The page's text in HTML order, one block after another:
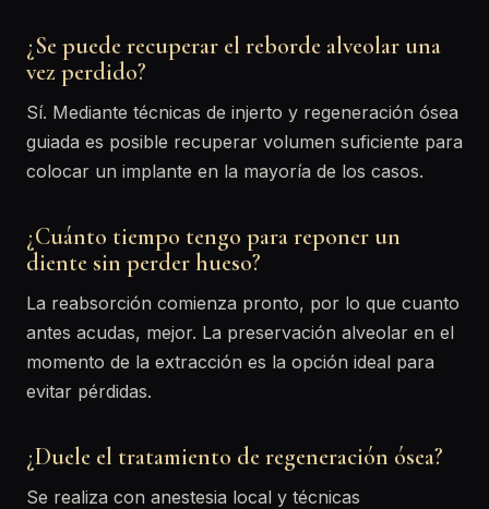
¿Se puede recuperar el reborde alveolar una
vez perdido?
Sí. Mediante técnicas de injerto y regeneración ósea
guiada es posible recuperar volumen suficiente para
colocar un implante en la mayoría de los casos.
¿Cuánto tiempo tengo para reponer un
diente sin perder hueso?
La reabsorción comienza pronto, por lo que cuanto
antes acudas, mejor. La preservación alveolar en el
momento de la extracción es la opción ideal para
evitar pérdidas.
¿Duele el tratamiento de regeneración ósea?
Se realiza con anestesia local y técnicas